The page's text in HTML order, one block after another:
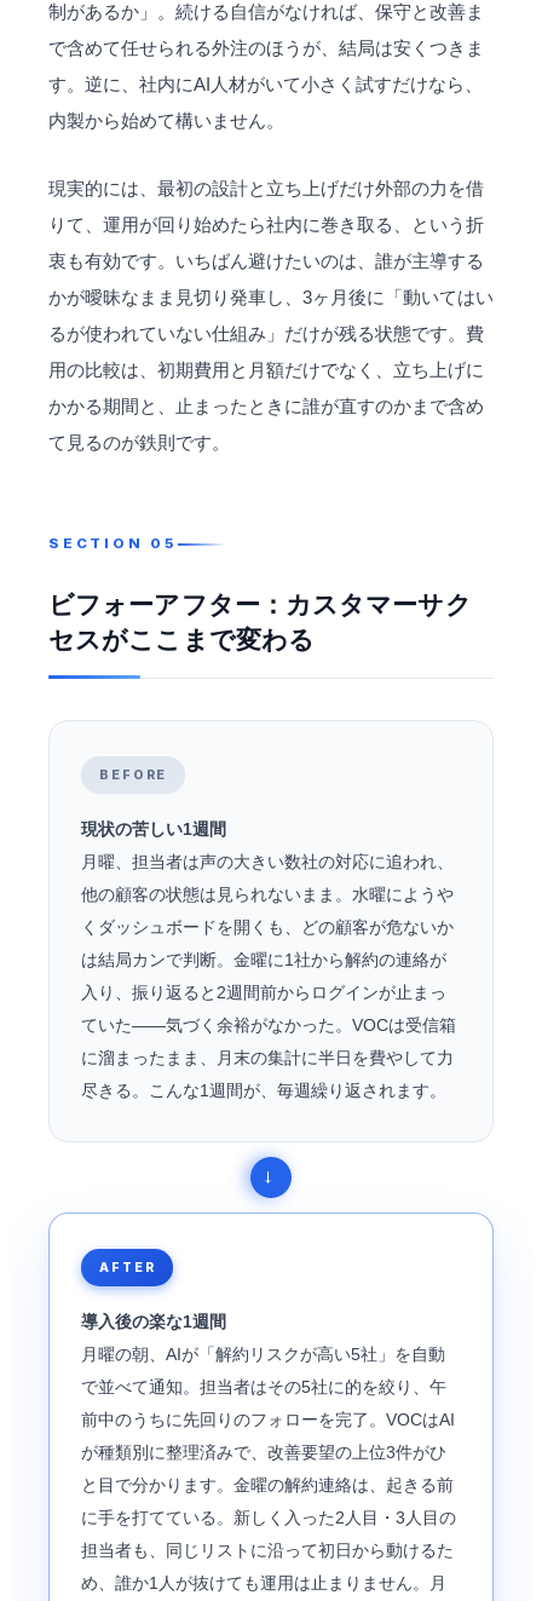
制があるか」。続ける自信がなければ、保守と改善ま
で含めて任せられる外注のほうが、結局は安くつきま
す。逆に、社内にAI人材がいて小さく試すだけなら、
内製から始めて構いません。
現実的には、最初の設計と立ち上げだけ外部の力を借
りて、運用が回り始めたら社内に巻き取る、という折
衷も有効です。いちばん避けたいのは、誰が主導する
かが曖昧なまま見切り発車し、3ヶ月後に「動いてはい
るが使われていない仕組み」だけが残る状態です。費
用の比較は、初期費用と月額だけでなく、立ち上げに
かかる期間と、止まったときに誰が直すのかまで含め
て見るのが鉄則です。
ビフォーアフター：カスタマーサク
セスがここまで変わる
BEFORE
現状の苦しい1週間
月曜、担当者は声の大きい数社の対応に追われ、
他の顧客の状態は見られないまま。水曜にようや
くダッシュボードを開くも、どの顧客が危ないか
は結局カンで判断。金曜に1社から解約の連絡が
入り、振り返ると2週間前からログインが止まっ
ていた——気づく余裕がなかった。VOCは受信箱
に溜まったまま、月末の集計に半日を費やして力
尽きる。こんな1週間が、毎週繰り返されます。
AFTER
導入後の楽な1週間
月曜の朝、AIが「解約リスクが高い5社」を自動
で並べて通知。担当者はその5社に的を絞り、午
前中のうちに先回りのフォローを完了。VOCはAI
が種類別に整理済みで、改善要望の上位3件がひ
と目で分かります。金曜の解約連絡は、起きる前
に手を打てている。新しく入った2人目・3人目の
担当者も、同じリストに沿って初日から動けるた
め、誰か1人が抜けても運用は止まりません。月